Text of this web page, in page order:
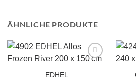
ÄHNLICHE PRODUKTE
EDHEL